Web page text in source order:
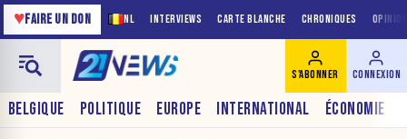
NL INTERVIEWS CARTE BLANCHE CHRONIQUES
♥FAIRE UN DON
BELGIQUE POLITIQUE EUROPE INTERNATIONAL ÉCONOMIE
S'ABONNER CONNEXION